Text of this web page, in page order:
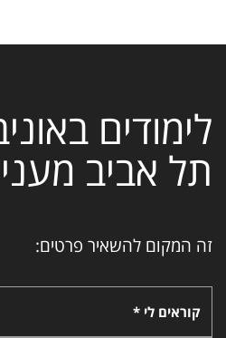
לימודים
תל אביב
זה המקום להשאיר פרטים:
קוראים לי *